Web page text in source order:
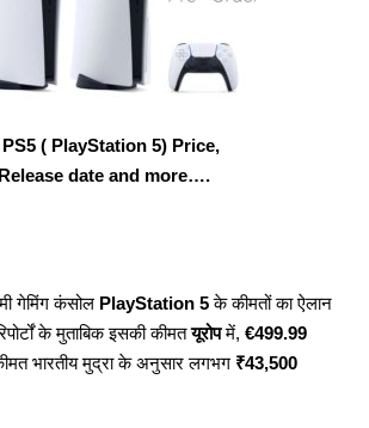
PS5 ( PlayStation 5) Price,
date and more….
गेमिंग कंसोल PlayStation 5के कीमतों का ऐलान
के मुताबिक इसकीकीमतयूरोपमें, €499.99
भारतीय मुद्रा के अनुसार लगभग ₹43,500